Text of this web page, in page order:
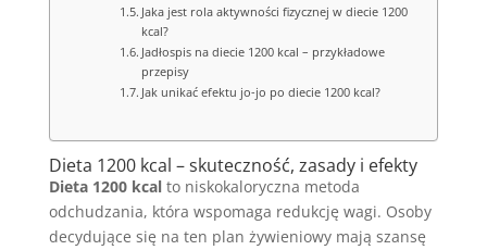
Jaka jest rola aktywności fizycznej w diecie 1200
kcal?
Jadłospis na diecie 1200 kcal – przykładowe
przepisy
Jak unikać efektu jo-jo po diecie 1200 kcal?
Dieta 1200 kcal – skuteczność, zasady i efekty
Dieta 1200 kcalto niskokaloryczna metoda
odchudzania, która wspomaga redukcję wagi. Osoby
decydujące się na ten plan żywieniowy mają szansę